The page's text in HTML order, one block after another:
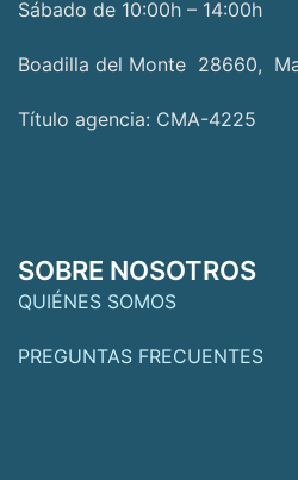
Sábado de 10:00h – 14:00h
Boadilla del Monte 28660,
Título agencia: CMA-4225
SOBRE NOSOTROS
QUIÉNES SOMOS
PREGUNTAS FRECUENTES